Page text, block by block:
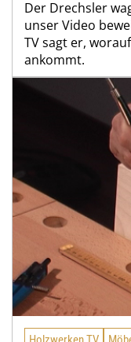
Der Drechsler
unser Video
TV sagt er,
ankommt.